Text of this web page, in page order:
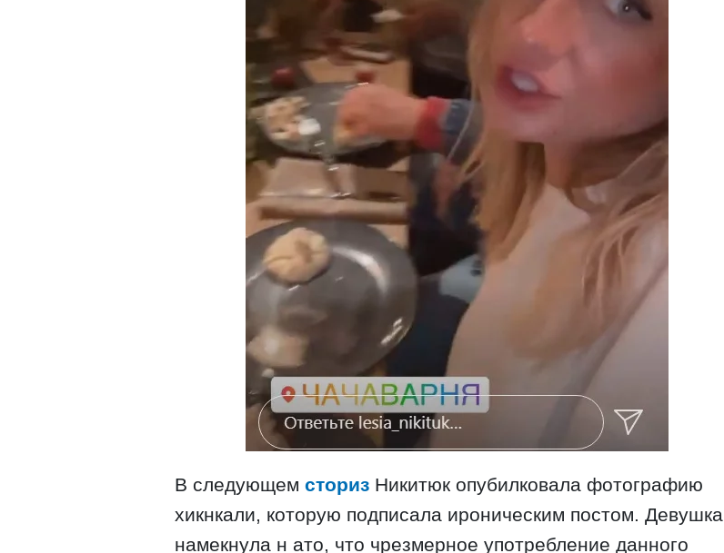
В следующем сториз Никитюк опубилковала фотографию
хикнкали, которую подписала ироническим постом. Девушка
намекнула н ато, что чрезмерное употребление данного